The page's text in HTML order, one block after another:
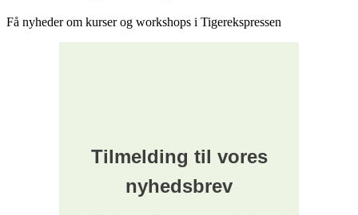
Få nyheder om kurser og workshops i Tigerekspressen
Tilmelding til vores
nyhedsbrev